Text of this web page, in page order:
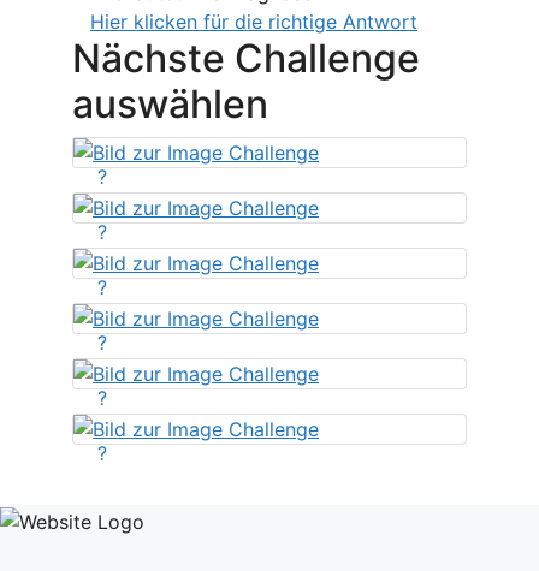
Hier klicken für die richtige Antwort
Nächste Challenge
auswählen
?
?
?
?
?
?